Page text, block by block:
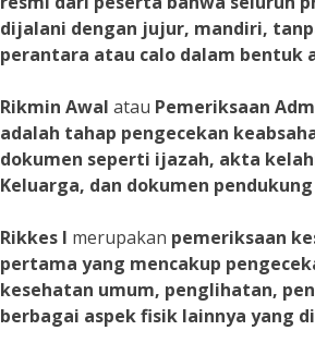
dijalani dengan jujur, mandiri,
perantara atau calo dalam bentuk
Rikmin Awal atau Pemeriksaan
adalah tahap pengecekan
dokumen seperti ijazah, akta
Keluarga, dan dokumen
Rikkes I merupakan pemeriksaan
pertama yang mencakup
kesehatan umum, penglihatan,
berbagai aspek fisik lainnya yang